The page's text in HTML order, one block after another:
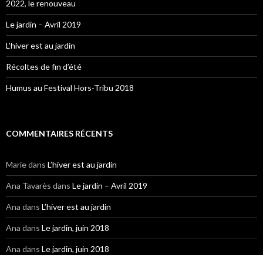
2022, le renouveau
Le jardin – Avril 2019
L’hiver est au jardin
Récoltes de fin d’été
Humus au Festival Hors-Tribu 2018
COMMENTAIRES RÉCENTS
Mariedans L’hiver est au jardin
Ana Tavarès dans Le jardin – Avril 2019
Ana dans L’hiver est au jardin
Ana dans Le jardin, juin 2018
Ana dans Le jardin, juin 2018